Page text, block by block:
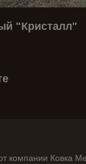
"Кристалл"
компании Ковка